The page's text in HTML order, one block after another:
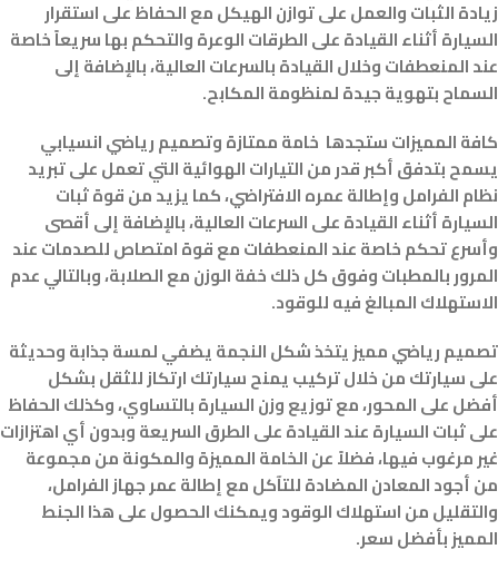
زيادة الثبات والعمل على توازن الهيكل مع الحفاظ على استقرار
السيارة أثناء القيادة على الطرقات الوعرة والتحكم بها سريعاً خاصة
عند المنعطفات وخلال القيادة بالسرعات العالية، بالإضافة إلى
السماح بتهوية جيدة لمنظومة المكابح.
كافة المميزات ستجدها خامة ممتازة وتصميم رياضي انسيابي
يسمح بتدفق أكبر قدر من التيارات الهوائية التي تعمل على تبريد
نظام الفرامل وإطالة عمره الافتراضي، كما يزيد من قوة ثبات
السيارة أثناء القيادة على السرعات العالية، بالإضافة إلى أقصى
وأسرع تحكم خاصة عند المنعطفات مع قوة امتصاص للصدمات عند
المرور بالمطبات وفوق كل ذلك خفة الوزن مع الصلابة، وبالتالي عدم
الاستهلاك المبالغ فيه للوقود.
تصميم رياضي مميز يتخذ شكل النجمة يضفي لمسة جذابة وحديثة
على سيارتك من خلال تركيب يمنح سيارتك ارتكاز للثقل بشكل
أفضل على المحور، مع توزيع وزن السيارة بالتساوي، وكذلك الحفاظ
على ثبات السيارة عند القيادة على الطرق السريعة وبدون أي اهتزازات
غير مرغوب فيها، فضلاً عن الخامة المميزة والمكونة من مجموعة
من أجود المعادن المضادة للتآكل مع إطالة عمر جهاز الفرامل،
والتقليل من استهلاك الوقود ويمكنك الحصول على هذا الجنط
المميز بأفضل سعر.